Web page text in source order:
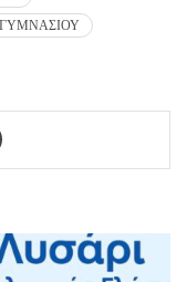
ΓΥΜΝΑΣΙΟΥ